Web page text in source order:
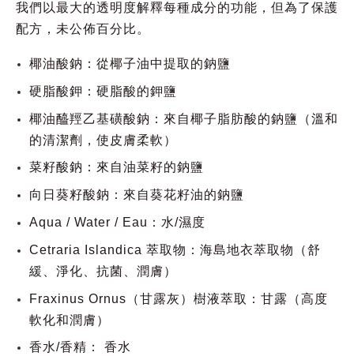
我們以最大的透明度解釋每種成分的功能，但為了保護
配方，未公佈百分比。
椰油酸鈉：從椰子油中提取的鈉鹽
硬脂酸鉀：硬脂酸的鉀鹽
椰油醯羥乙基磺酸鈉：來自椰子脂肪酸的鈉鹽（溫和
的清潔劑，使皮膚柔軟）
菜籽酸鈉：來自油菜籽的鈉鹽
向日葵籽酸鈉：來自葵花籽油的鈉鹽
Aqua / Water / Eau：水/濕度
Cetraria Islandica 萃取物：海島地衣萃取物（舒
緩、淨化、抗菌、潤膚）
Fraxinus Ornus（甘露灰）樹液萃取：甘露（高度
軟化和潤膚）
香水/香精： 香水